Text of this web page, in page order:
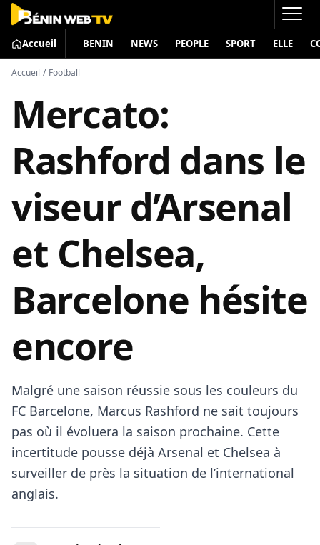
Accueil BENIN NEWS PEOPLE SPORT ELLE
Accueil / Football
Mercato:
Rashford dans le
viseur d’Arsenal
et Chelsea,
Barcelone hésite
encore
Malgré une saison réussie sous les couleurs du
FC Barcelone, Marcus Rashford ne sait toujours
pas où il évoluera la saison prochaine. Cette
incertitude pousse déjà Arsenal et Chelsea à
surveiller de près la situation de l’international
anglais.